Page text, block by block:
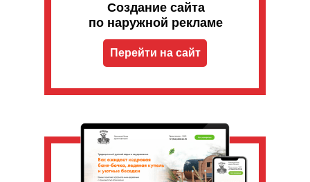
Создание сайта
по наружной рекламе
Перейти на сайт